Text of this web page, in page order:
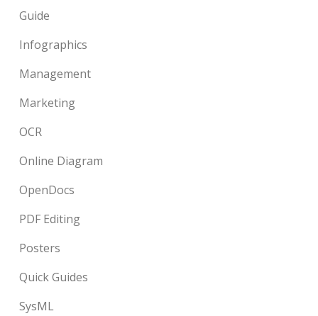
Guide
Infographics
Management
Marketing
OCR
Online Diagram
OpenDocs
PDF Editing
Posters
Quick Guides
SysML